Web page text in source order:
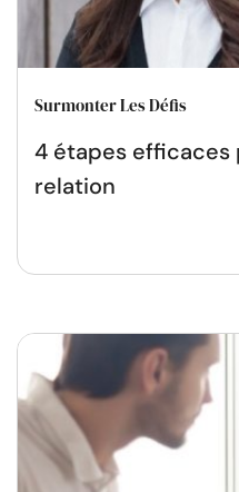
Surmonter Les Défis
4 étapes
relation